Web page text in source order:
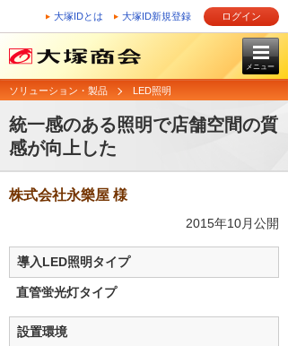
大塚IDとは 大塚ID新規登録 ログイン
メニュー
ソリューション・製品 LED照明
統一感のある照明で店舗空間の質
感が向上した
株式会社永樂屋 様
2015年10月公開
導入LED照明タイプ
直管蛍光灯タイプ
設置環境